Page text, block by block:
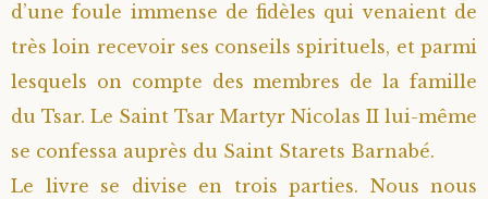
d’une foule immense de fidèles qui venaient de
très loin recevoir ses conseils spirituels, et parmi
lesquels on compte des membres de la famille
du Tsar. Le Saint Tsar Martyr Nicolas II lui-même
se confessa auprès du Saint Starets Barnabé.
Le livre se divise en trois parties. Nous nous